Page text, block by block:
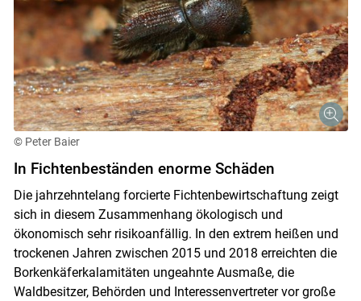
© Peter Baier
In Fichtenbeständen enorme Schäden
Die jahrzehntelang forcierte Fichtenbewirtschaftung zeigt
sich in diesem Zusammenhang ökologisch und
ökonomisch sehr risikoanfällig. In den extrem heißen und
trockenen Jahren zwischen 2015 und 2018 erreichten die
Borkenkäferkalamitäten ungeahnte Ausmaße, die
Waldbesitzer, Behörden und Interessenvertreter vor große